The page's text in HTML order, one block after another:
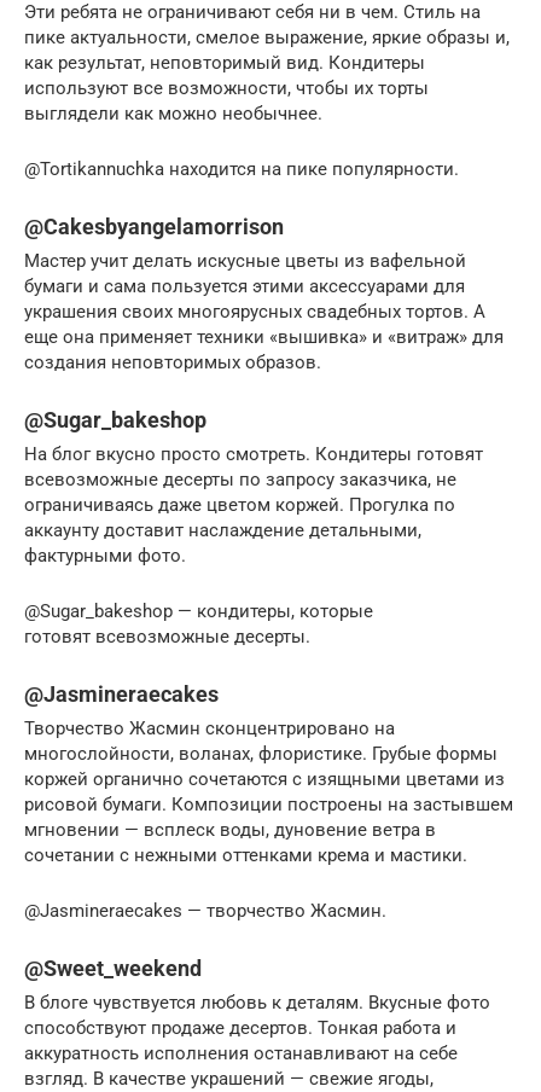
Эти ребята не ограничивают себя ни в чем. Стиль на
пике актуальности, смелое выражение, яркие образы и,
как результат, неповторимый вид. Кондитеры
используют все возможности, чтобы их торты
выглядели как можно необычнее.
@Tortikannuchka находится на пике популярности.
@Cakesbyangelamorrison
Мастер учит делать искусные цветы из вафельной
бумаги и сама пользуется этими аксессуарами для
украшения своих многоярусных свадебных тортов. А
еще она применяет техники «вышивка» и «витраж» для
создания неповторимых образов.
@Sugar_bakeshop
На блог вкусно просто смотреть. Кондитеры готовят
всевозможные десерты по запросу заказчика, не
ограничиваясь даже цветом коржей. Прогулка по
аккаунту доставит наслаждение детальными,
фактурными фото.
@Sugar_bakeshop — кондитеры, которые
готовят всевозможные десерты.
@Jasmineraecakes
Творчество Жасмин сконцентрировано на
многослойности, воланах, флористике. Грубые формы
коржей органично сочетаются с изящными цветами из
рисовой бумаги. Композиции построены на застывшем
мгновении — всплеск воды, дуновение ветра в
сочетании с нежными оттенками крема и мастики.
@Jasmineraecakes — творчество Жасмин.
@Sweet_weekend
В блоге чувствуется любовь к деталям. Вкусные фото
способствуют продаже десертов. Тонкая работа и
аккуратность исполнения останавливают на себе
взгляд. В качестве украшений — свежие ягоды,